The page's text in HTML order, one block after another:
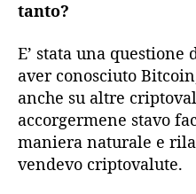
tanto?
E’ stata una questione
aver conosciuto
anche su altre
accorgermene stavo
maniera naturale e
vendevo criptovalute.